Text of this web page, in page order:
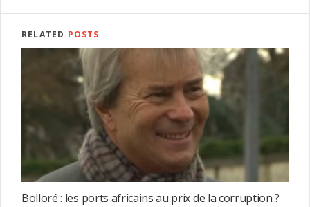
RELATED POSTS
Bolloré : les ports africains au prix de la corruption ?